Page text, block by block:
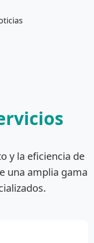
y la eficiencia de
una amplia gama